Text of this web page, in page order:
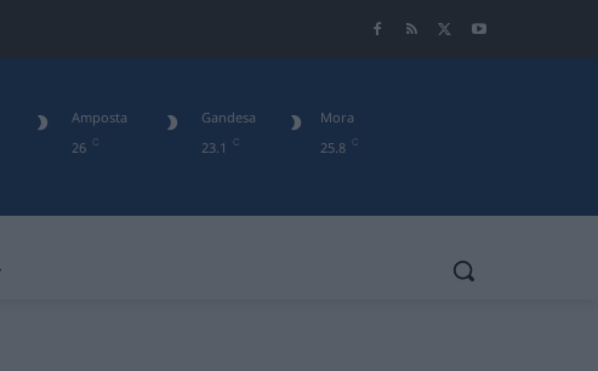
26 C
Amposta
23.1
C
Gandesa
25.8 C
Mora